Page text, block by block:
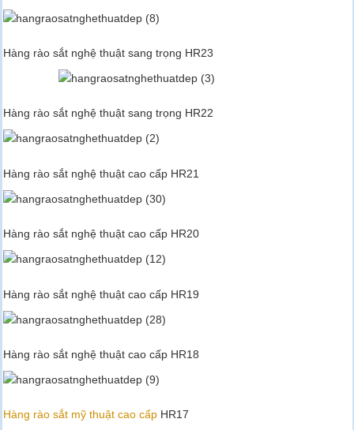
Hàng rào sắt nghệ thuật sang trọng HR23
Hàng rào sắt nghệ thuật sang trọng HR22
Hàng rào sắt nghệ thuật cao cấp HR21
Hàng rào sắt nghệ thuật cao cấp HR20
Hàng rào sắt nghệ thuật cao cấp HR19
Hàng rào sắt nghệ thuật cao cấp HR18
Hàng rào sắt mỹ thuật cao cấpHR17